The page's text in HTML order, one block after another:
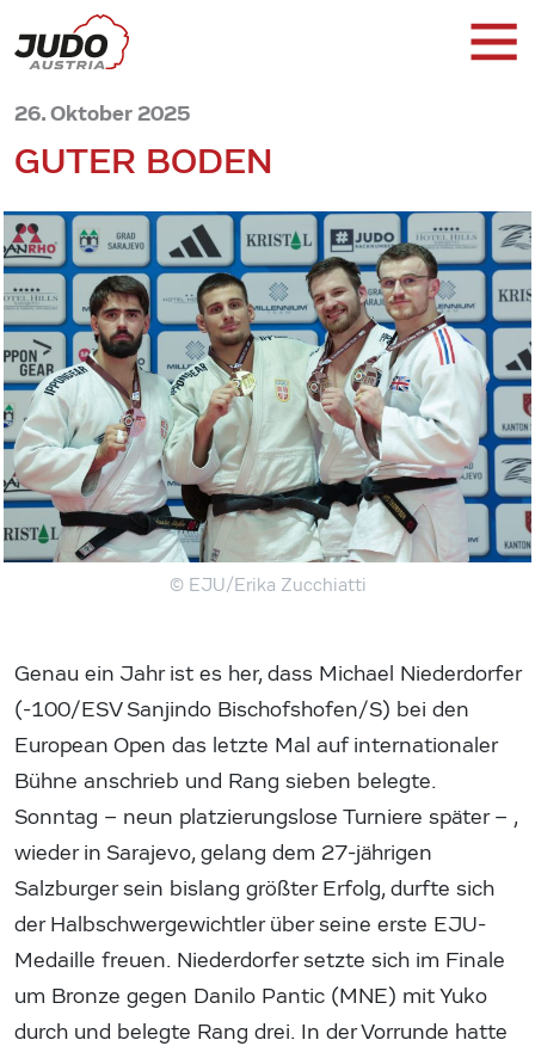
26. Oktober 2025
GUTER BODEN
© EJU/Erika Zucchiatti
Genau ein Jahr ist es her, dass Michael Niederdorfer
(-100/ESV Sanjindo Bischofshofen/S) bei den
European Open das letzte Mal auf internationaler
Bühne anschrieb und Rang sieben belegte.
Sonntag – neun platzierungslose Turniere später – ,
wieder in Sarajevo, gelang dem 27-jährigen
Salzburger sein bislang größter Erfolg, durfte sich
der Halbschwergewichtler über seine erste EJU-
Medaille freuen. Niederdorfer setzte sich im Finale
um Bronze gegen Danilo Pantic (MNE) mit Yuko
durch und belegte Rang drei. In der Vorrunde hatte